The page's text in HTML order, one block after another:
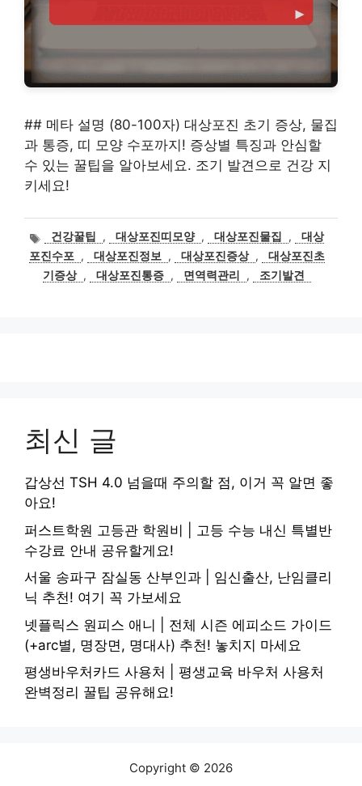
## 메타 설명 (80-100자) 대상포진 초기 증상, 물집
과 통증, 띠 모양 수포까지! 증상별 특징과 안심할
수 있는 꿀팁을 알아보세요. 조기 발견으로 건강 지
키세요!
태
그
건강꿀팁 , 대상포진띠모양 , 대상포진물집 ,
대상
포진수포
, 대상포진정보 , 대상포진증상 ,
대상포진초
기증상 , 대상포진통증 , 면역력관리 , 조기발견
최신 글
갑상선 TSH 4.0 넘을때 주의할 점, 이거 꼭 알면 좋
아요!
퍼스트학원 고등관 학원비 | 고등 수능 내신 특별반
수강료 안내 공유할게요!
서울 송파구 잠실동 산부인과 | 임신출산, 난임클리
닉 추천! 여기 꼭 가보세요
넷플릭스 원피스 애니 | 전체 시즌 에피소드 가이드
(+arc별, 명장면, 명대사) 추천! 놓치지 마세요
평생바우처카드 사용처 | 평생교육 바우처 사용처
완벽정리 꿀팁 공유해요!
Copyright © 2026